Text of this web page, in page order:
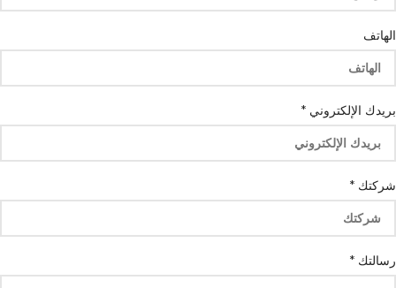
الهاتف
بريدك الإلكتروني *
شركتك *
بريدك
رسالتك
رسالتك *